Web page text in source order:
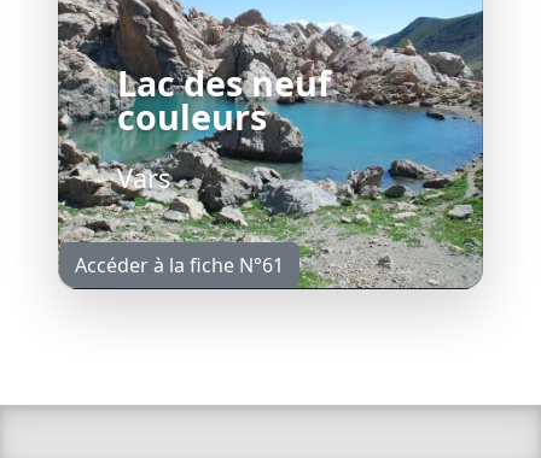
Lac des neuf
couleurs
Vars
Accéder à la fiche N°61